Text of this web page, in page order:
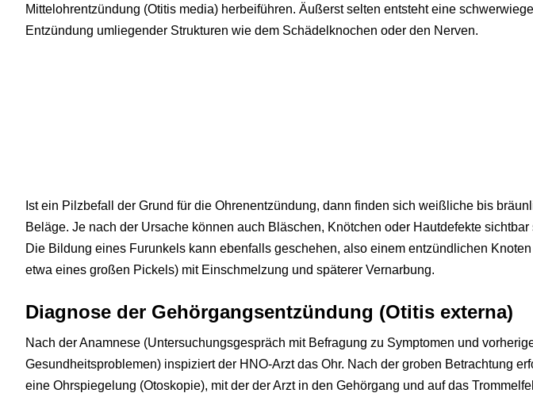
Mittelohrentzündung (Otitis media) herbeiführen. Äußerst selten entsteht eine
Entzündung umliegender Strukturen wie dem Schädelknochen oder den Nerven.
Ist ein Pilzbefall der Grund für die Ohrenentzündung, dann finden sich weißliche bis
Beläge. Je nach der Ursache können auch Bläschen, Knötchen oder Hautdefekte sichtbar
Die Bildung eines Furunkels kann ebenfalls geschehen, also einem entzündlichen Knoten
etwa eines großen Pickels) mit Einschmelzung und späterer Vernarbung.
Diagnose der Gehörgangsentzündung (Otitis externa)
Nach der Anamnese (Untersuchungsgespräch mit Befragung zu Symptomen und
Gesundheitsproblemen) inspiziert der HNO-Arzt das Ohr. Nach der groben Betrachtung
eine Ohrspiegelung (Otoskopie), mit der der Arzt in den Gehörgang und auf das